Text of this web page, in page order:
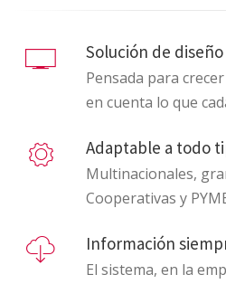
Solución de diseño
Pensada para
en cuenta lo que
Adaptable a todo
Multinacionales,
Cooperativas y
Información
El sistema, en la